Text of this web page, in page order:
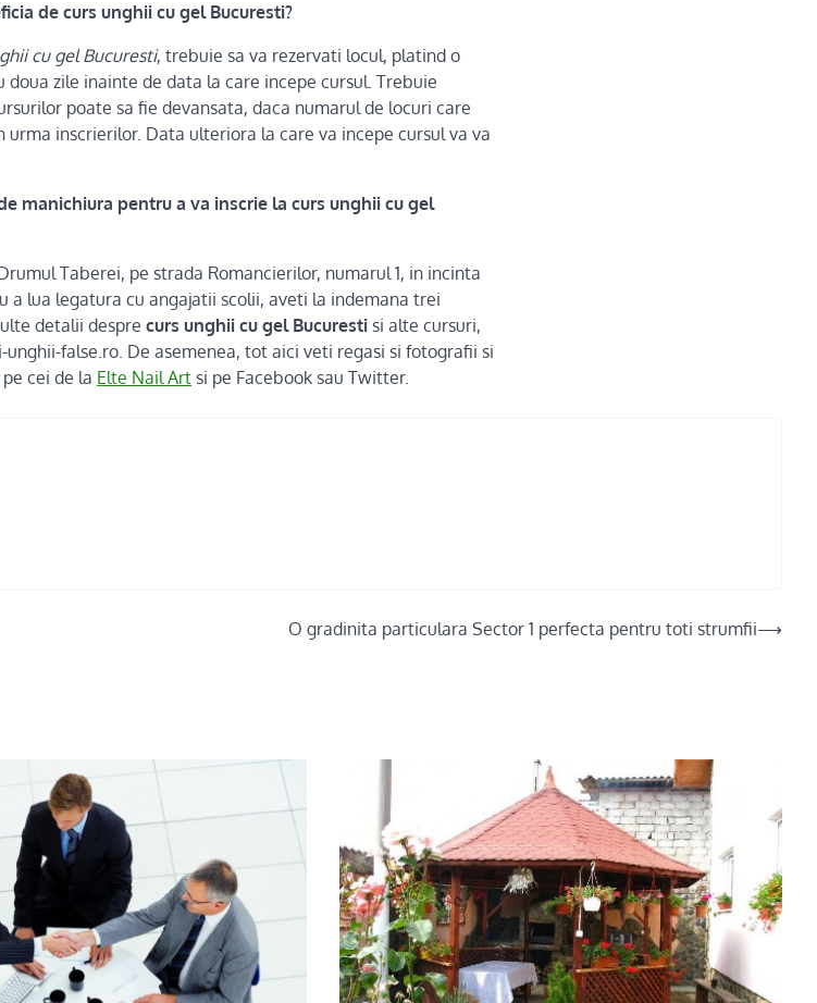
de curs unghii cu gel Bucuresti?
cu gel Bucuresti, trebuie sa va rezervati locul, platind o
doua zile inainte de data la care incepe cursul. Trebuie
poate sa fie devansata, daca numarul de locuri care
inscrierilor. Data ulteriora la care va incepe cursul va va
manichiura pentru a va inscrie la curs unghii cu gel
Taberei, pe strada Romancierilor, numarul 1, in incinta
a lua legatura cu angajatii scolii, aveti la indemana trei
detalii despre curs unghii cu gel Bucuresti si alte cursuri,
false.ro. De asemenea, tot aici veti regasi si fotografii si
cei de la Elte Nail Art si pe Facebook sau Twitter.
O gradinita particulara Sector 1 perfecta pentru toti strumfii⟶